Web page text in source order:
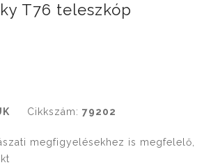
T76 teleszkóp
Cikkszám: 79202
megfigyelésekhez is megfelelő,